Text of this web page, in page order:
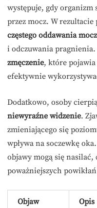
występuje, gdy
przez mocz. W rezultacie
częstego oddawania
i odczuwania
zmęczenie, które
efektywnie
Dodatkowo, osoby
niewyraźne widzenie.
zmieniającego się
wpływa na soczewkę
objawy mogą się nasilać,
poważniejszych
Objaw Opis